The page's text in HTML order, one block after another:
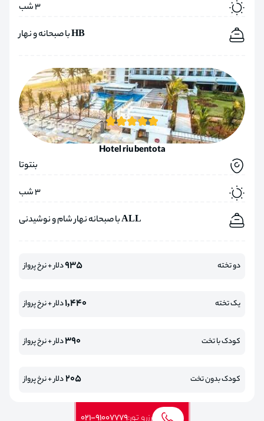
3 شب
HB با صبحانه و نهار
Hotel riu bentota
بنتوتا
3 شب
ALL با صبحانه نهار شام و نوشیدنی
دو تخته 935دلار + نرخ پرواز
یک تخته 1,440دلار + نرخ پرواز
کودک با تخت 390دلار + نرخ پرواز
کودک بدون تخت 205دلار + نرخ پرواز